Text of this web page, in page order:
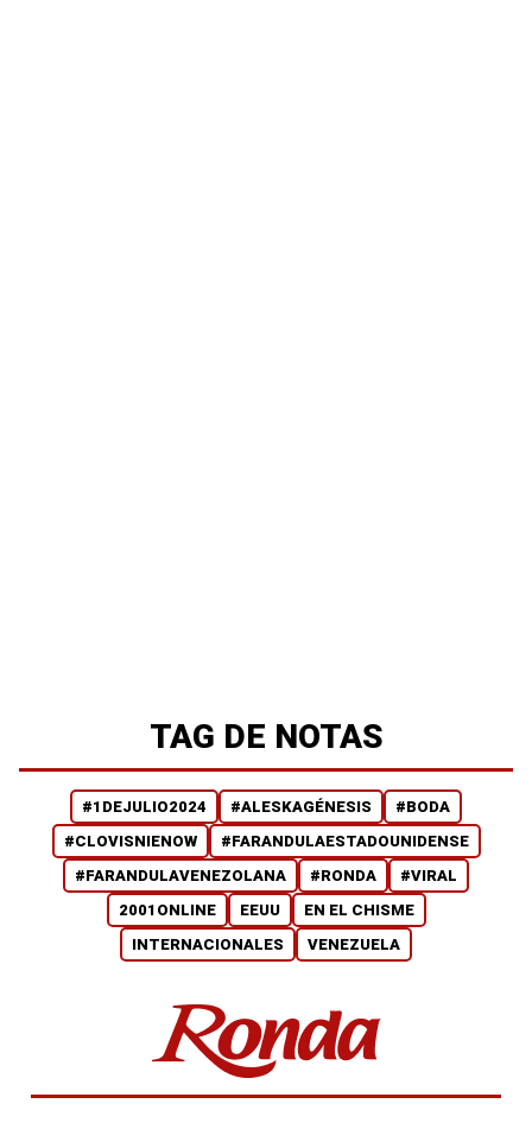
TAG DE NOTAS
#1DEJULIO2024 #ALESKAGÉNESIS
#BODA
#CLOVISNIENOW
#FARANDULAESTADOUNIDENSE
#FARANDULAVENEZOLANA
#RONDA
#VIRAL
2001ONLINE
EEUU
EN EL CHISME
INTERNACIONALES
VENEZUELA